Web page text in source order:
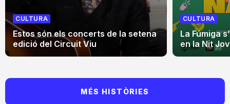
CULTURA
Estos són els concerts de la setena
edició del Circuit Viu
CULTURA
La Fúmiga
en la Nit
MÉS HISTÒRIES